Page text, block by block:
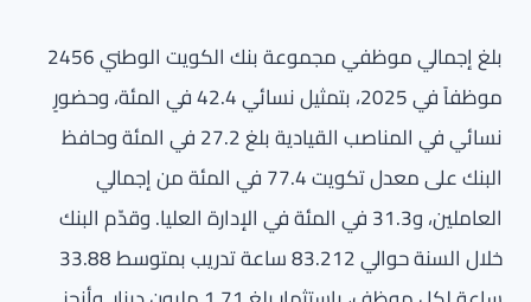
بلغ إجمالي موظفي مجموعة بنك الكويت الوطني 2456
موظفاً في 2025، بتمثيل نسائي 42.4 في المئة، وحضورٍ
نسائي في المناصب القيادية بلغ 27.2 في المئة وحافظ
البنك على معدل تكويت 77.4 في المئة من إجمالي
العاملين، و31.3 في المئة في الإدارة العليا. وقدّم البنك
خلال السنة حوالي 83.212 ساعة تدريب بمتوسط 33.88